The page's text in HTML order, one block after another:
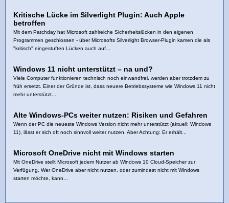
Kritische Lücke im Silverlight Plugin: Auch Apple
betroffen
Mit dem Patchday hat Microsoft zahlreiche Sicherheitslücken in den eigenen
Programmen geschlossen - über Microsofts Silverlight Browser-Plugin kamen die als
"kritisch" eingestuften Lücken auch auf...
Windows 11 nicht unterstützt – na und?
Viele Computer funktionieren technisch noch einwandfrei, werden aber trotzdem zu
früh ersetzt. Einer der Gründe ist, dass neuere Betriebssysteme wie Windows 11 nicht
mehr unterstützt...
Alte Windows-PCs weiter nutzen: Risiken und Gefahren
Wenn der PC die neueste Windows Version nicht mehr unterstützt (aktuell: Windows
11), lässt er sich oft noch sinnvoll weiter nutzen. Aber Achtung: Er erhält...
Microsoft OneDrive nicht mit Windows starten
Mit OneDrive stellt Microsoft jedem Nutzer ab Windows 10 Cloud-Speicher zur
Verfügung. Wer OneDrive aber nicht nutzen, oder zumindest nicht mit Windows
starten möchte, kann...